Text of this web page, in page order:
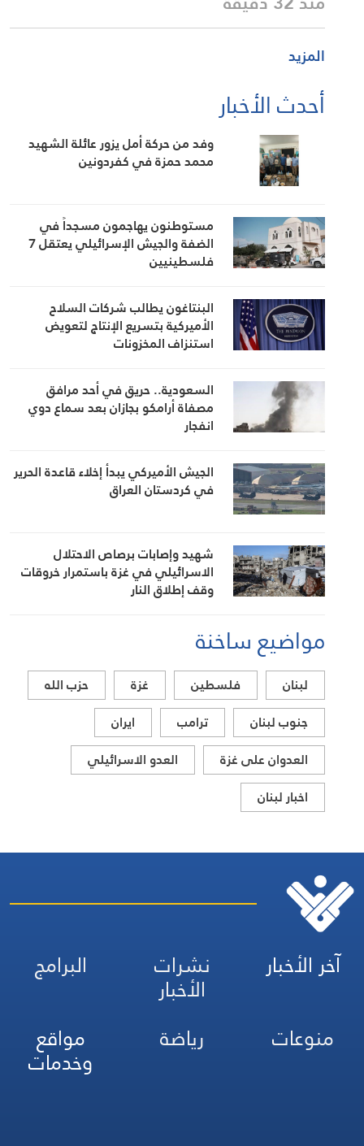
المزيد
أحدث الأخبار
وفد من حركة أمل يزور عائلة الشهيد
محمد حمزة في كفردونين
مستوطنون يهاجمون مسجداً في
الضفة والجيش الإسرائيلي يعتقل 7
فلسطينيين
البنتاغون يطالب شركات السلاح
الأميركية بتسريع الإنتاج لتعويض
استنزاف المخزونات
السعودية.. حريق في أحد مرافق
مصفاة أرامكو بجازان بعد سماع دوي
انفجار
الجيش الأميركي يبدأ إخلاء قاعدة الحرير
في كردستان العراق
شهيد وإصابات برصاص الاحتلال
الاسرائيلي في غزة باستمرار خروقات
وقف إطلاق النار
مواضيع ساخنة
لبنان فلسطين غزة
حزب الله
جنوب لبنان
ترامب
ايران
العدوان على غزة
العدو الاسرائيلي
اخبار لبنان
آخر الأخبار نشرات
الأخبار
البرامج
منوعات
رياضة مواقع
وخدمات